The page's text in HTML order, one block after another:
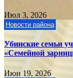
Июл 3, 2026
Новости района
Убинские семьи
«Семейной
Июн 19, 2026